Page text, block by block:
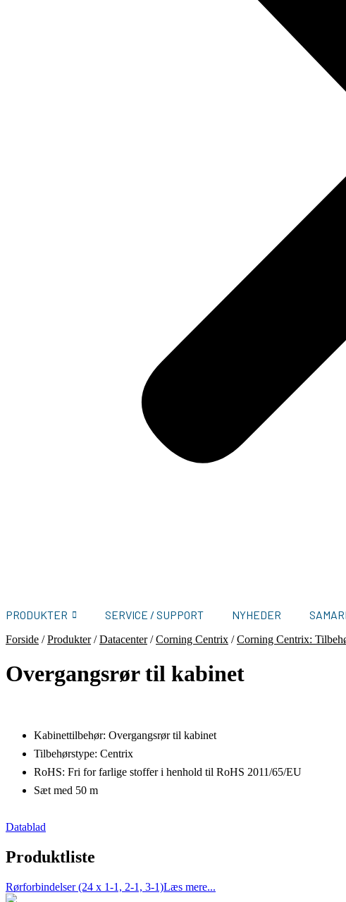
PRODUKTER SERVICE / SUPPORT NYHEDER
Forside /Produkter/Datacenter/Corning Centrix /Corning Centrix:
Overgangsrør til kabinet
Kabinettilbehør: Overgangsrør til kabinet
Tilbehørstype: Centrix
RoHS: Fri for farlige stoffer i henhold til RoHS 2011/65/EU
Sæt med 50 m
Datablad
Produktliste
Rørforbindelser (24 x 1-1, 2-1, 3-1)Læs mere...